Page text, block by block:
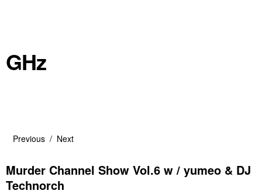
GHz
Next
Previous
Murder Channel Show Vol.6 w / yumeo & DJ
Technorch